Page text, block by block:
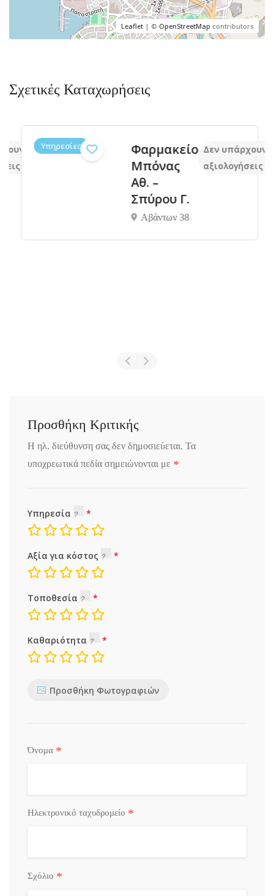
Leaflet | © OpenStreetMap contributors
Σχετικές Καταχωρήσεις
ακόμαΥπηρεσίες
Φαρμακείο
Μπόνας
Αθ. –
Σπύρου Γ.
Αβάντων 38
Δεν υπάρχουν
αξιολογήσεις
Προσθήκη Κριτικής
Η ηλ. διεύθυνση σας δεν δημοσιεύεται. Τα
υποχρεωτικά πεδία σημειώνονται με *
Υπηρεσία
Αξία για κόστος
Τοποθεσία
Καθαριότητα
Προσθήκη Φωτογραφιών
Όνομα *
Ηλεκτρονικό ταχυδρομείο *
Σχόλιο *